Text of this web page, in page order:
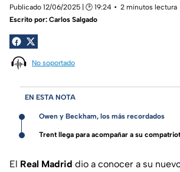
Publicado 12/06/2025 | 🕑 19:24
2 minutos lectura
Escrito por: Carlos Salgado
No soportado
EN ESTA NOTA
Owen y Beckham, los más recordados
Trent llega para acompañar a su
El Real Madrid dio a conocer a su